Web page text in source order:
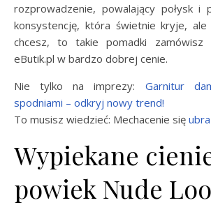
rozprowadzenie, powalający połysk i
konsystencję, która świetnie kryje, ale
chcesz, to takie pomadki zamówisz
eButik.pl w bardzo dobrej cenie.
Nie tylko na imprezy: Garnitur
spodniami – odkryj nowy trend!
To musisz wiedzieć: Mechacenie się
Wypiekane
powiek Nude